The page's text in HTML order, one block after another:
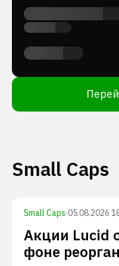
Small Caps
Small Caps·05.08.2026
Акции Lucid
фоне